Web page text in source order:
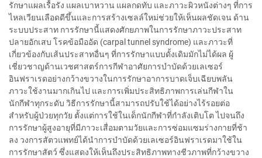
รักษาแผลเรื้อรัง แผลเบาหวาน แผลกดทับ และภาวะผิวหนังต่างๆ ที่การ
ไหลเวียนเลือดดีขึ้นและการสร้างเซลล์ใหม่ช่วยให้เห็นผลชัดเจน ด้าน
ระบบประสาท การรักษานี้แสดงศักยภาพในการรักษาภาวะประสาท
ปลายอักเสบ โรคข้อมืออัด (carpal tunnel syndrome) และภาวะที่
เกี่ยวข้องกับเส้นประสาทอื่นๆ ที่การรักษาแบบดั้งเดิมมักไม่ได้ผล ผู้
เชี่ยวชาญด้านเวชศาสตร์การกีฬาอาศัยการบำบัดด้วยเลเซอร์
อินฟราเรดอย่างกว้างขวางในการรักษาอาการบาดเจ็บเฉียบพลัน
ภาวะใช้งานมากเกินไป และการเพิ่มประสิทธิภาพการเล่นกีฬาใน
นักกีฬาทุกระดับ วิธีการรักษานี้สามารถปรับใช้ได้อย่างไร้รอยต่อ
สำหรับผู้ป่วยทุกวัย ตั้งแต่การใช้ในเด็กนักกีฬาที่กำลังเติบโต ไปจนถึง
การรักษาผู้สูงอายุที่มีภาวะเสื่อมตามวัยและการซ่อมแซมร่างกายที่ช้า
ลง วงการสัตวแพทย์ได้นำการบำบัดด้วยเลเซอร์อินฟราเรดมาใช้ใน
การรักษาสัตว์ ซึ่งแสดงให้เห็นถึงประสิทธิภาพทางชีวภาพที่กว้างขวาง